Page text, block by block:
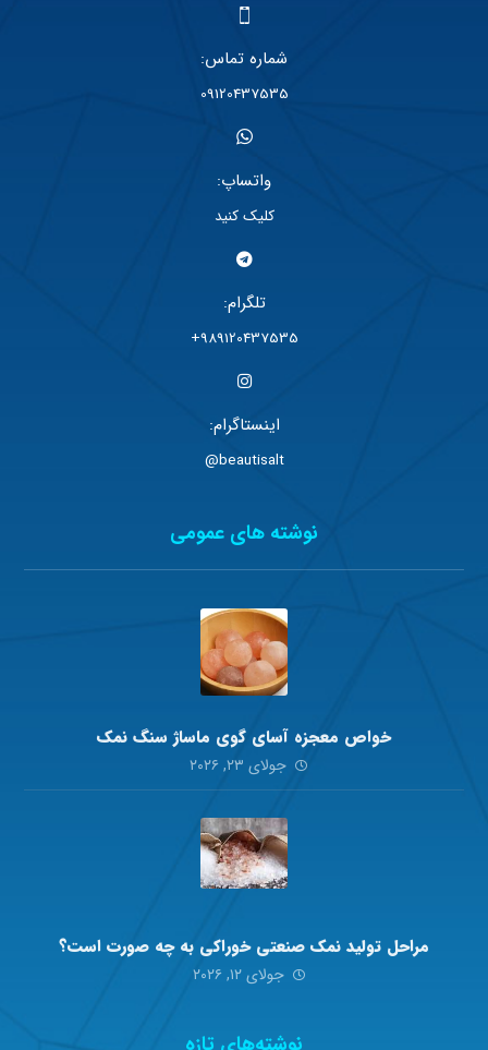
شماره تماس:
09120437535
واتساپ:
کلیک کنید
تلگرام:
989120437535+
اینستاگرام:
beautisalt@
نوشته های عمومی
خواص معجزه آسای گوی ماساژ سنگ نمک
جولای ۲۳, ۲۰۲۶
مراحل تولید نمک صنعتی خوراکی به چه صورت است؟
جولای ۱۲, ۲۰۲۶